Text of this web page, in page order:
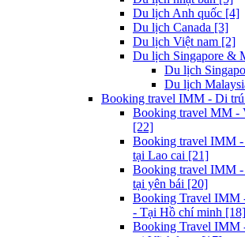
Du lịch Anh quốc [4]
Du lịch Canada [3]
Du lịch Việt nam [2]
Du lịch Singapore &
Du lịch
Du lịch
Booking travel IMM - Di
Booking travel MM -
[22]
Booking travel IMM
tại Lao cai [21]
Booking travel IMM
tại yên bái [20]
Booking Travel IMM
- Tại Hồ chí minh [18]
Booking Travel IMM